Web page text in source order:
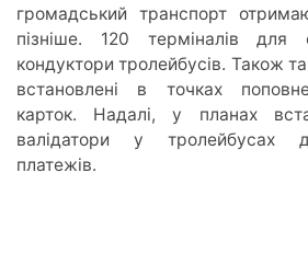
громадський транспорт
пізніше. 120 терміналів для
кондуктори тролейбусів. Також
встановлені в точках
карток. Надалі, у планах
валідатори у тролейбусах
платежів.